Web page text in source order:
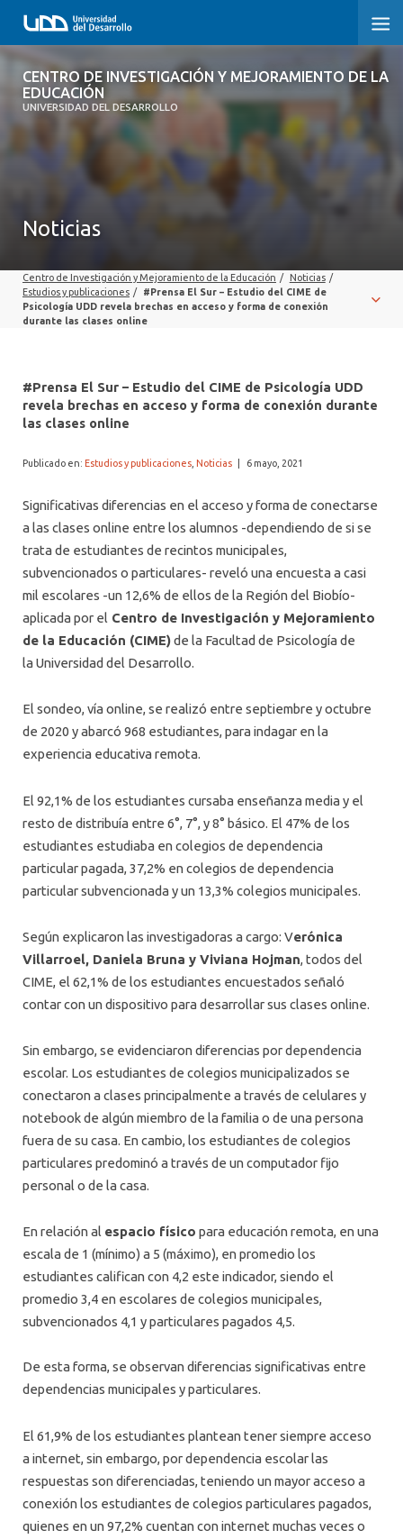
CENTRO DE INVESTIGACIÓN Y MEJORAMIENTO DE LA
EDUCACIÓN
UNIVERSIDAD DEL DESARROLLO
CENTRO DE INVESTIGACIÓN Y
MEJORAMIENTO DE LA EDUCACIÓN
SOBRE EL CENTRO
EQUIPO
Noticias
Centro de Investigación y Mejoramiento de la Educación / Noticias /
Estudios y publicaciones /
#Prensa El Sur – Estudio del CIME de
Psicología UDD revela brechas en acceso y forma de conexión
durante las clases online
#Prensa El Sur – Estudio del CIME de Psicología UDD
revela brechas en acceso y forma de conexión durante
las clases online
Publicado en: Estudios y publicaciones Noticias 6 mayo, 2021
Significativas diferencias en el acceso y forma de conectarse
a las clases online entre los alumnos -dependiendo de si se
trata de estudiantes de recintos municipales,
subvencionados o particulares- reveló una encuesta a casi
mil escolares -un 12,6% de ellos de la Región del Biobío-
aplicada por el Centro de Investigación y Mejoramiento
de la Educación (CIME)de la Facultad de Psicología de
la Universidad del Desarrollo.
El sondeo, vía online, se realizó entre septiembre y octubre
de 2020 y abarcó 968 estudiantes, para indagar en la
experiencia educativa remota.
El 92,1% de los estudiantes cursaba enseñanza media y el
resto de distribuía entre 6°, 7°, y 8° básico. El 47% de los
estudiantes estudiaba en colegios de dependencia
particular pagada, 37,2% en colegios de dependencia
particular subvencionada y un 13,3% colegios municipales.
Según explicaron las investigadoras a cargo: Verónica
Villarroel, Daniela Bruna y Viviana Hojman, todos del
CIME, el 62,1% de los estudiantes encuestados señaló
contar con un dispositivo para desarrollar sus clases online.
Sin embargo, se evidenciaron diferencias por dependencia
escolar. Los estudiantes de colegios municipalizados se
conectaron a clases principalmente a través de celulares y
notebook de algún miembro de la familia o de una persona
fuera de su casa. En cambio, los estudiantes de colegios
particulares predominó a través de un computador fijo
personal o de la casa.
En relación al espacio físico para educación remota, en una
escala de 1 (mínimo) a 5 (máximo), en promedio los
estudiantes califican con 4,2 este indicador, siendo el
promedio 3,4 en escolares de colegios municipales,
subvencionados 4,1 y particulares pagados 4,5.
De esta forma, se observan diferencias significativas entre
dependencias municipales y particulares.
El 61,9% de los estudiantes plantean tener siempre acceso
a internet, sin embargo, por dependencia escolar las
respuestas son diferenciadas, teniendo un mayor acceso a
conexión los estudiantes de colegios particulares pagados,
quienes en un 97,2% cuentan con internet muchas veces o